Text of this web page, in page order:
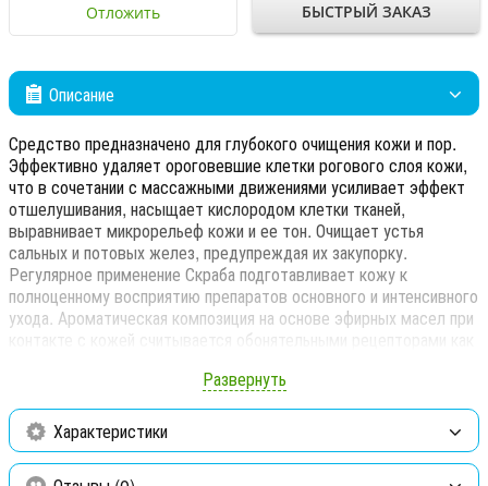
Отложить БЫСТРЫЙ ЗАКАЗ
Описание
Средство предназначено для глубокого очищения кожи и пор.
Эффективно удаляет ороговевшие клетки рогового слоя кожи,
что в сочетании с массажными движениями усиливает эффект
отшелушивания, насыщает кислородом клетки тканей,
выравнивает микрорельеф кожи и ее тон. Очищает устья
сальных и потовых желез, предупреждая их закупорку.
Регулярное применение Скраба подготавливает кожу к
полноценному восприятию препаратов основного и интенсивного
ухода. Ароматическая композиция на основе эфирных масел при
контакте с кожей считывается обонятельными рецепторами как
препараты GUAM, разработанные специально для очищения
кожи и использования во время принятия ванны и душа.
Продукты данной линии привнесут в обычный ритуал очищения
Развернуть
Характеристики